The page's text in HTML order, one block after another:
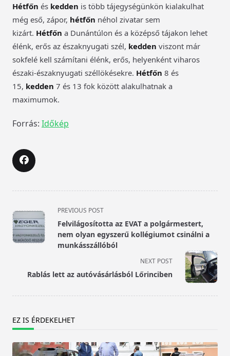
Hétfőn és kedden is több tájegységünkön kialakulhat
még eső, zápor, hétfőn néhol zivatar sem
kizárt. Hétfőn a Dunántúlon és a középső tájakon lehet
élénk, erős az északnyugati szél, kedden viszont már
sokfelé kell számítani élénk, erős, helyenként viharos
északi-északnyugati széllökésekre. Hétfőn 8 és
15, kedden 7 és 13 fok között alakulhatnak a
maximumok.
Forrás: Időkép
<span
class="nav-
subtitle
screen-
text">Page</span>
PREVIOUS POST
Felvilágosította az EVAT a polgármestert,
nem olyan egyszerű kollégiumot csinálni a
munkásszállóból
NEXT POST
Rablás lett az autóvásárlásból Lőrinciben
EZ IS ÉRDEKELHET